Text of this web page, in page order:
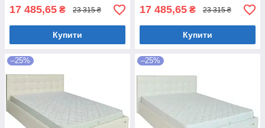
17 485,65 ₴ 23 315 ₴
Купити
17 485,65 ₴ 23 315 ₴
Купити
–25% –25%